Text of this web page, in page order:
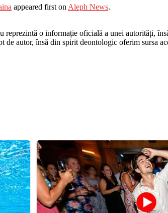
appeared first on Aleph News.
reprezintă o informație oficială a unei autorități,
autor, însă din spirit deontologic oferim sursa